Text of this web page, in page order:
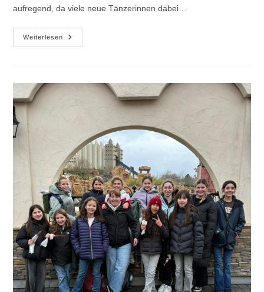
aufregend, da viele neue Tänzerinnen dabei…
Weiterlesen
Spay
2025
Saison!